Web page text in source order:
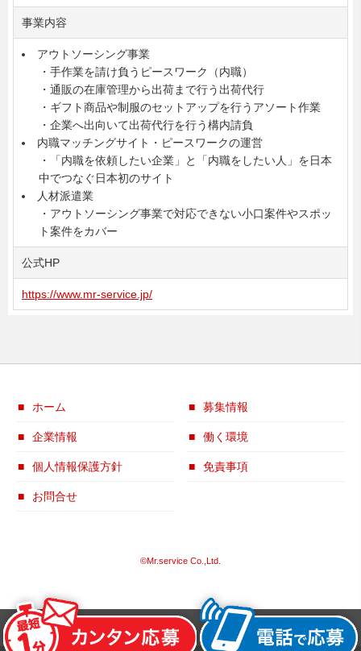
事業内容
アウトソーシング事業
・手作業を請け負うピースワーク（内職）
・通販の在庫管理から出荷まで行う出荷代行
・ギフト商品や制服のセットアップを行うアソート作業
・企業へ出向いて出荷代行を行う構内請負
内職マッチングサイト・ピースワークの運営
・「内職を依頼したい企業」と「内職をしたい人」を日本
中でつなぐ日本初のサイト
人材派遣業
・アウトソーシング事業で対応できない小口案件やスポッ
ト案件をカバー
公式HP
https://www.mr-service.jp/
ホーム 募集情報
企業情報 働く環境
個人情報保護方針 免責事項
お問合せ
©Mr.service Co.,Ltd.